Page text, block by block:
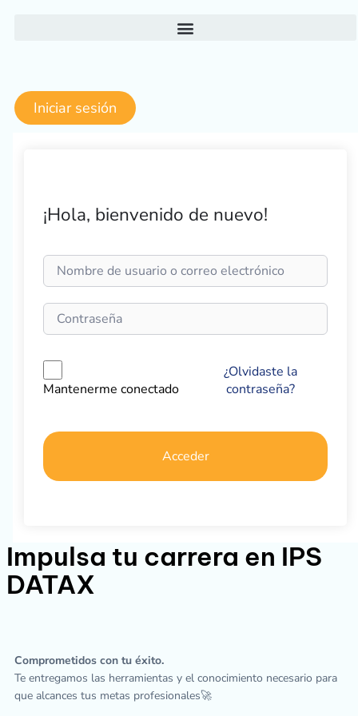
Iniciar sesión
¡Hola, bienvenido de nuevo!
Mantenerme conectado
¿Olvidaste la
contraseña?
Acceder
Impulsa tu carrera en IPS
DATAX
Comprometidos con tu éxito.
Te entregamos las herramientas y el conocimiento necesario para
que alcances tus metas profesionales🚀